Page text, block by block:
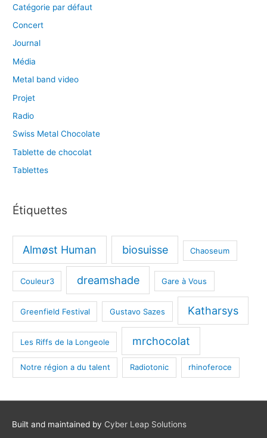
Catégorie par défaut
Concert
Journal
Média
Metal band video
Projet
Radio
Swiss Metal Chocolate
Tablette de chocolat
Tablettes
Étiquettes
Almøst Human biosuisse Chaoseum
Couleur3 dreamshade Gare à Vous
Greenfield Festival Gustavo Sazes Katharsys
Les Riffs de la Longeole mrchocolat
Notre région a du talent Radiotonic rhinoferoce
Built and maintained by Cyber Leap Solutions